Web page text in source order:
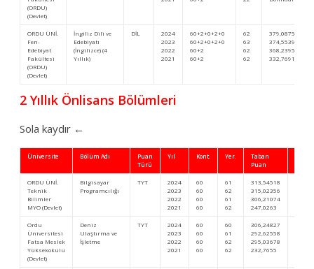
(ORDU)
(Devlet)
ORDU ÜNİ.
Fen-
Edebiyat
Fakültesi
(ORDU)
(Devlet)
İngiliz Dili ve
Edebiyatı
(İngilizce) (4
Yıllık)
DİL
2024
2023
2022
2021
60+2+0+2+0
60+2+0+2+0
60+2
60+2
62
63
62
62
379,08751
374,55399
368,23958
332,76914
2 Yıllık Önlisans Bölümleri
Sola kaydır ←
Üniversite Bölüm Adı
Puan
Türü
Yıl Kont. Yer.
Taban
Puan
ORDU ÜNİ.
Teknik
Bilimler
MYO (Devlet)
Bilgisayar
Programcılığı
TYT
2024
2023
2022
2021
60
60
60
60
61
62
61
62
313,54518
315,02356
306,21074
247,0263
Ordu
Üniversitesi
Fatsa Meslek
Yüksekokulu
(Devlet)
Deniz
Ulaştırma ve
İşletme
TYT
2024
2023
2022
2021
60
60
60
60
60
61
62
62
306,24827
292,62558
295,03678
232,7655